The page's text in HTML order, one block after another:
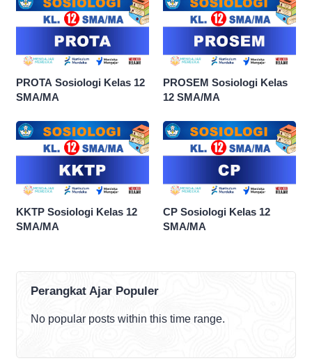
PROTA Sosiologi Kelas 12
SMA/MA
PROSEM Sosiologi Kelas
12 SMA/MA
KKTP Sosiologi Kelas 12
SMA/MA
CP Sosiologi Kelas 12
SMA/MA
Perangkat Ajar Populer
No popular posts within this time range.